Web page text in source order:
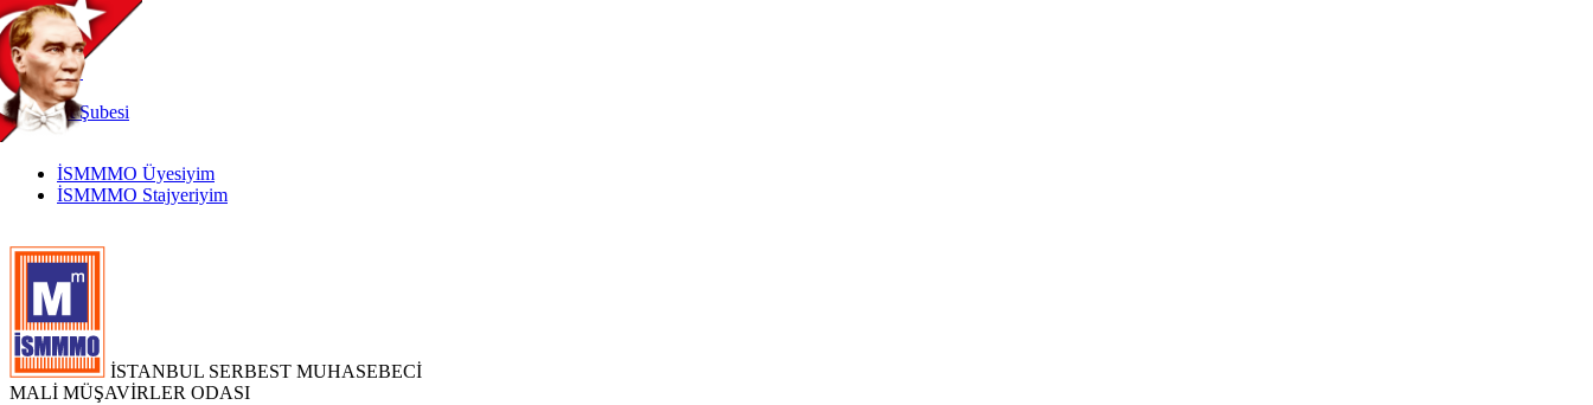
TR
|
EN
İnternetŞubesi
İSMMMO Üyesiyim
İSMMMO Stajyeriyim
İSTANBUL SERBEST MUHASEBECİ
MALİ MÜŞAVİRLER ODASI